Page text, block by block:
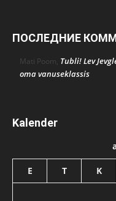
ПОСЛЕДНИЕ
Mati Poom, Tubli! Lev
oma vanuseklassis
Kalender
E T K